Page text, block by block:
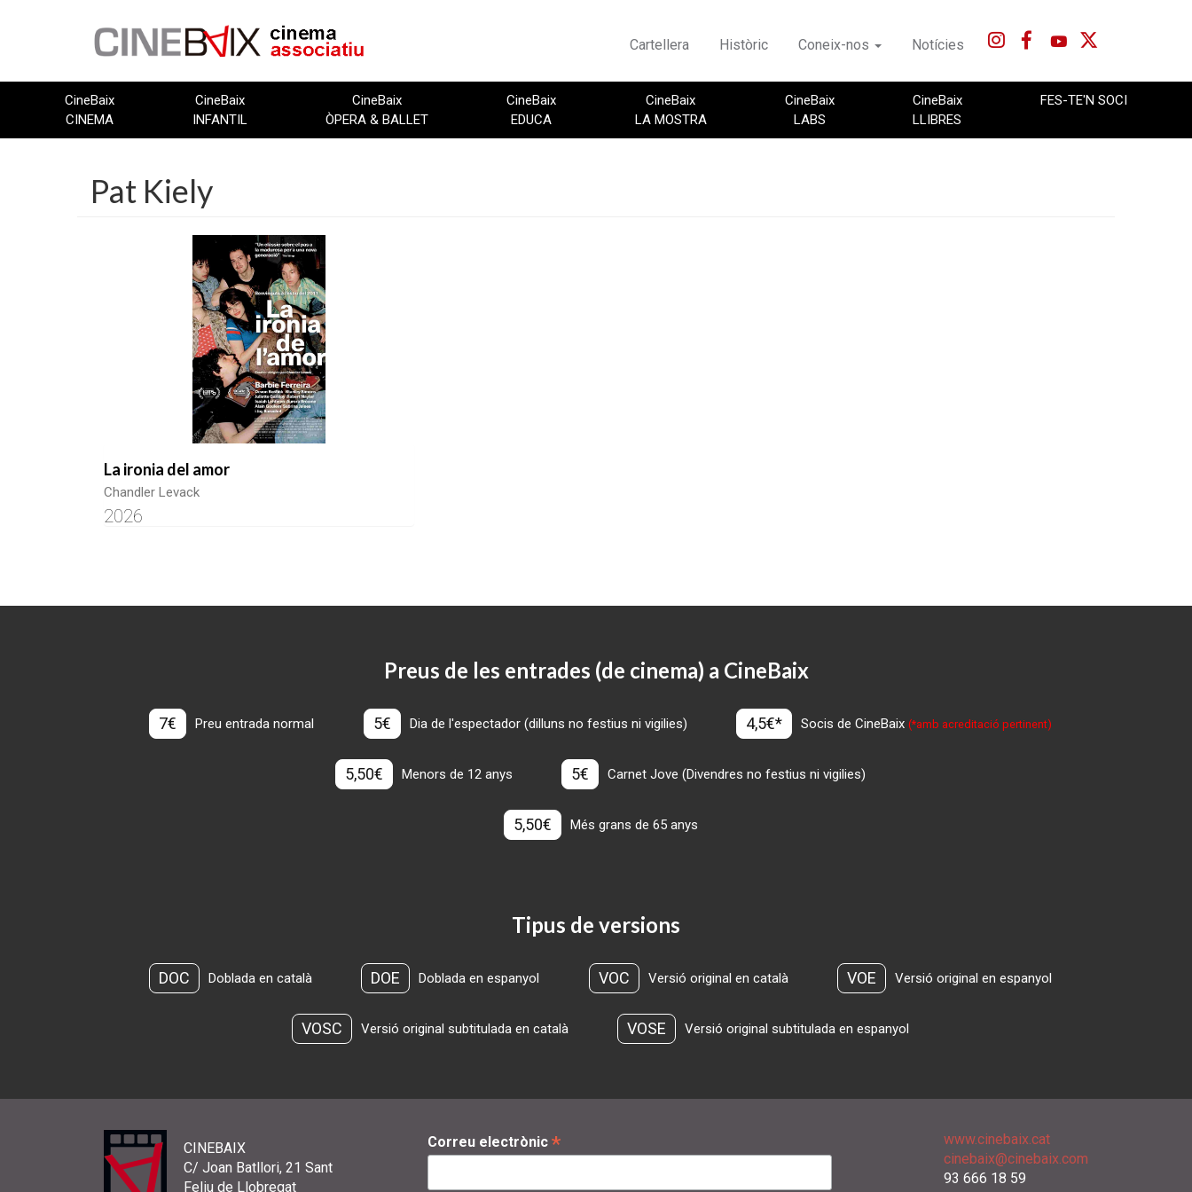
Cartellera Històric Coneix-nos Notícies
CineBaix
CINEMA
CineBaix
INFANTIL
CineBaix
ÒPERA & BALLET
CineBaix
EDUCA
CineBaix
LA MOSTRA
CineBaix
LABS
CineBaix
LLIBRES
FES-TE'N SOCI
Pat Kiely
La ironia del amor
Chandler Levack
2026
Preus de les entrades (de cinema) a CineBaix
7€ Preu entrada normal 5€ Dia de l'espectador (dilluns no festius ni vigilies) 4,5€* Socis de CineBaix(*amb acreditació pertinent)
5,50€ Menors de 12 anys 5€ Carnet Jove (Divendres no festius ni vigilies)
5,50€ Més grans de 65 anys
Tipus de versions
DOC Doblada en català DOE Doblada en espanyol VOC Versió original en català VOE Versió original en espanyol
VOSC Versió original subtitulada en català VOSE Versió original subtitulada en espanyol
CINEBAIX
C/ Joan Batllori, 21 Sant
Feliu de Llobregat
Correu electrònic *
www.cinebaix.cat
cinebaix@cinebaix.com
93 666 18 59